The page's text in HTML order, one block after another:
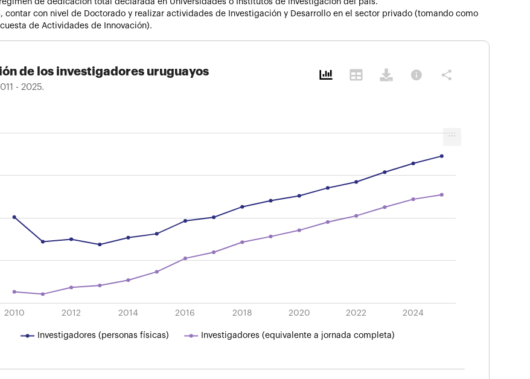
contar con nivel de Doctorado y realizar actividades de Investigación y Desarrollo en el sector privado (tomando como
de Actividades de Innovación).
de los investigadores uruguayos
- 2025.
info share
de los investigadores uruguayos
2010 2012 2014 2016 2018 2020 2022 2024
Investigadores (personas físicas) Investigadores (equivalente a jornada completa)
...